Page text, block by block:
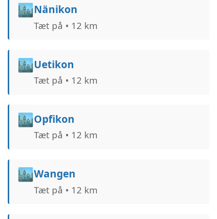
🏙️Nänikon
Tæt på • 12 km
🏙️Uetikon
Tæt på • 12 km
🏙️Opfikon
Tæt på • 12 km
🏙️Wangen
Tæt på • 12 km